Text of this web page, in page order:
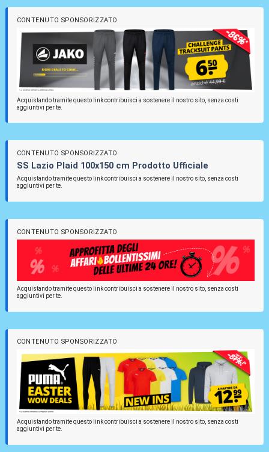
CONTENUTO SPONSORIZZATO
Acquistando tramite questo link contribuisci a sostenere il nostro sito, senza costi
aggiuntivi per te.
CONTENUTO SPONSORIZZATO
SS Lazio Plaid 100x150 cm Prodotto Ufficiale
Acquistando tramite questo link contribuisci a sostenere il nostro sito, senza costi
aggiuntivi per te.
CONTENUTO SPONSORIZZATO
Acquistando tramite questo link contribuisci a sostenere il nostro sito, senza costi
aggiuntivi per te.
CONTENUTO SPONSORIZZATO
Acquistando tramite questo link contribuisci a sostenere il nostro sito, senza costi
aggiuntivi per te.